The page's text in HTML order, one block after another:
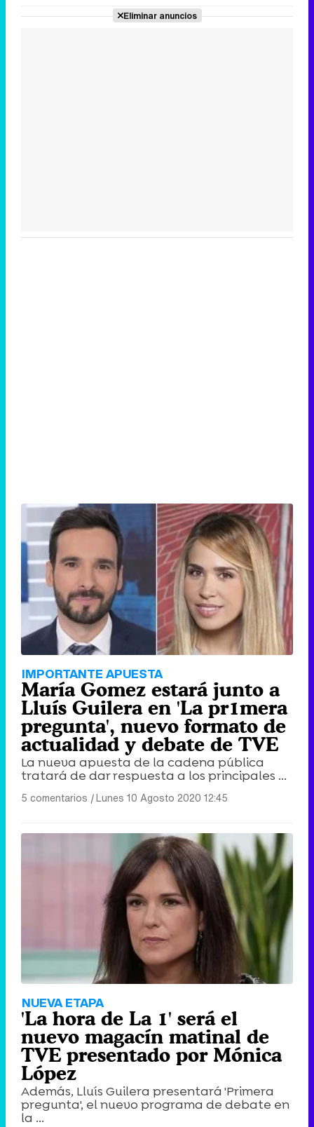
Eliminar anuncios
IMPORTANTE APUESTA
María Gomez estará junto a
Lluís Guilera en 'La pr1mera
pregunta', nuevo formato de
actualidad y debate de TVE
La nueva apuesta de la cadena pública
tratará de dar respuesta a los principales ...
5 comentarios |Lunes 10 Agosto 2020 12:45
NUEVA ETAPA
'La hora de La 1' será el
nuevo magacín matinal de
TVE presentado por Mónica
López
Además, Lluís Guilera presentará 'Primera
pregunta', el nuevo programa de debate en
la ...